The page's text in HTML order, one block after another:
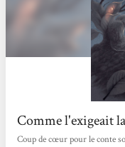
Comme l'exigeait
Coup de cœur pour le conte